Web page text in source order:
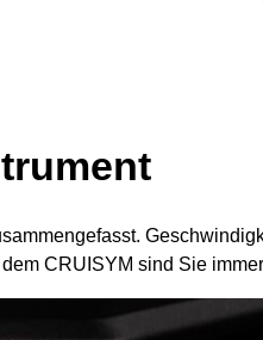
CRUISYM sind Sie